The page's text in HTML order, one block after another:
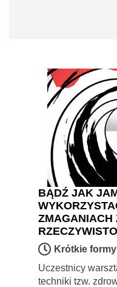
BĄDŹ JAK
Krótkie
Uczestnicy
techniki tzw.